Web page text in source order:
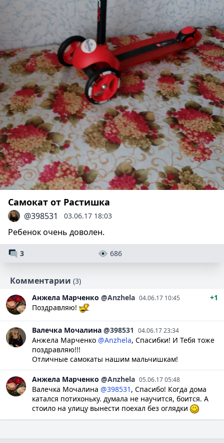
Самокат от Растишка
@398531 03.06.17 18:03
Ребенок очень доволен.
3 686
Комментарии (3)
Анжела Марченко @Anzhela 04.06.17 10:45
+1
Поздравляю!
Валечка Мочалина @398531 04.06.17 23:34
Анжела Марченко @Anzhela, Спасибки! И Тебя тоже
поздравляю!!!
Отличные самокаты нашим мальчишкам!
Анжела Марченко @Anzhela 05.06.17 05:48
Валечка Мочалина @398531 , Спасибо! Когда дома
катался потихоньку. думала не научится, боится. А
стоило на улицу вынести поехал без оглядки